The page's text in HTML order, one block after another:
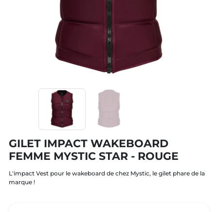
GILET IMPACT WAKEBOARD
FEMME MYSTIC STAR - ROUGE
L'impact Vest pour le wakeboard de chez Mystic, le gilet phare de la
marque !